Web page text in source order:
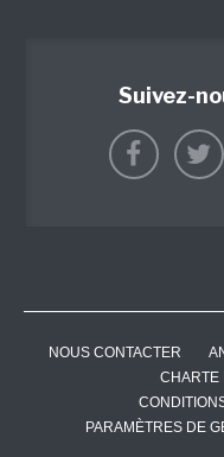
Suivez-
NOUS CONTACTER
CHARTE
PARAMÈTRES DE